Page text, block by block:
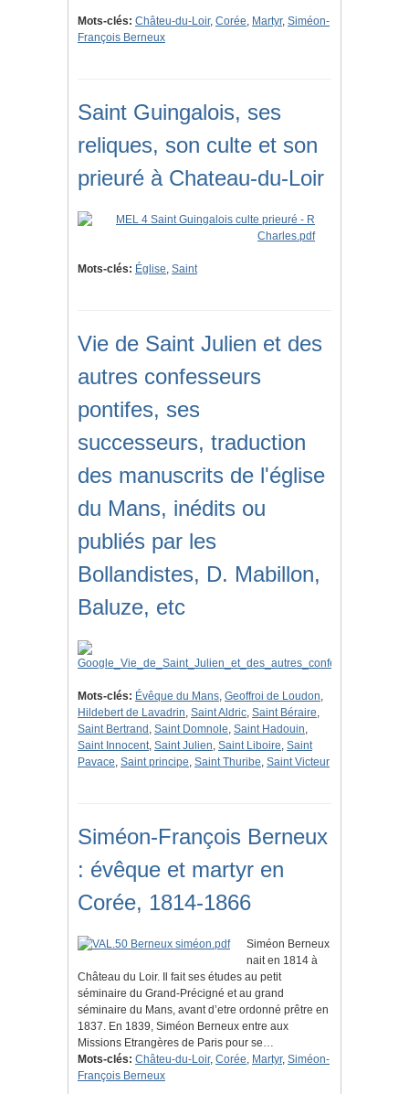
Mots-clés: Châteu-du-Loir, Corée, Martyr, Siméon-
François Berneux
Saint Guingalois, ses
reliques, son culte et son
prieuré à Chateau-du-Loir
Mots-clés: Église, Saint
Vie de Saint Julien et des
autres confesseurs
pontifes, ses
successeurs, traduction
des manuscrits de l'église
du Mans, inédits ou
publiés par les
Bollandistes, D. Mabillon,
Baluze, etc
Mots-clés: Évêque du Mans, Geoffroi de Loudon,
Hildebert de Lavadrin, Saint Aldric, Saint Béraire,
Saint Bertrand , Saint Domnole, Saint Hadouin,
Saint Innocent, Saint Julien, Saint Liboire, Saint
Pavace, Saint principe, Saint Thuribe, Saint Victeur
Siméon-François Berneux
: évêque et martyr en
Corée, 1814-1866
Siméon Berneux
nait en 1814 à
Château du Loir. Il fait ses études au petit
séminaire du Grand-Précigné et au grand
séminaire du Mans, avant d’etre ordonné prêtre en
1837. En 1839, Siméon Berneux entre aux
Missions Etrangères de Paris pour se…
Mots-clés: Châteu-du-Loir, Corée, Martyr, Siméon-
François Berneux